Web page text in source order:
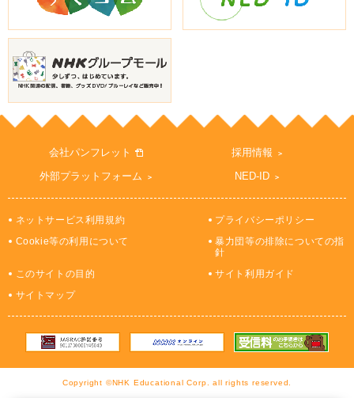
会社パンフレット
採用情報
外部プラットフォーム
NED-ID
ネットサービス利用規約
プライバシーポリシー
Cookie等の利用について
暴力団等の排除についての指
針
このサイトの目的
サイト利用ガイド
サイトマップ
Copyright ©NHK Educational Corp. all rights reserved.